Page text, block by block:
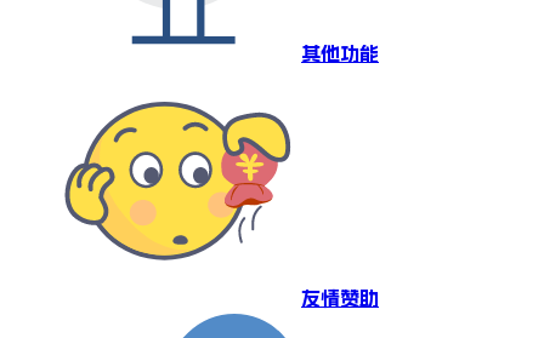
其他功能
友情赞助